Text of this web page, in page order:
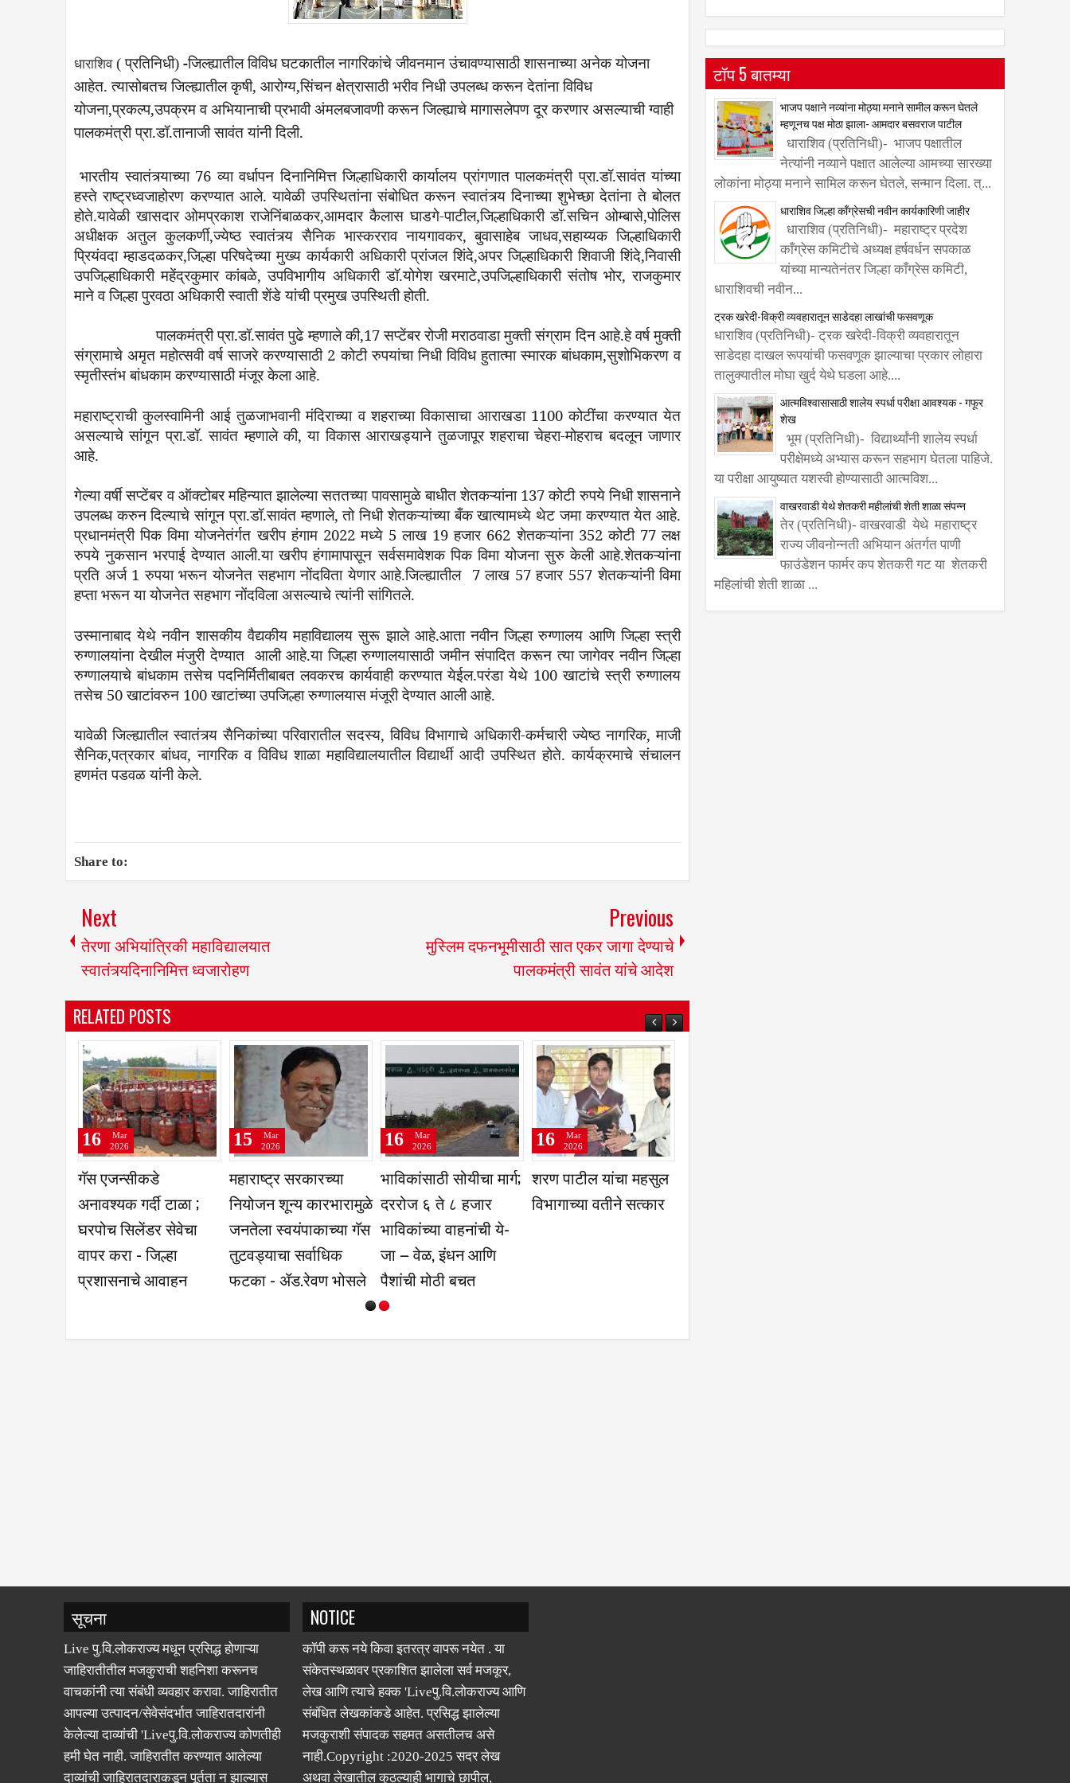
धाराशिव(प्रतिनिधी) -जिल्ह्यातील विविध घटकातील नागरिकांचे जीवनमान उंचावण्यासाठी शासनाच्या अनेक योजना
आहेत.त्यासोबतच जिल्ह्यातील कृषी, आरोग्य,सिंचन क्षेत्रासाठी भरीव निधी उपलब्ध करून देतांना विविध
योजना,प्रकल्प,उपक्रम व अभियानाची प्रभावी अंमलबजावणी करून जिल्ह्याचे मागासलेपण दूर करणार असल्याची ग्वाही
पालकमंत्री प्रा.डॉ.तानाजी सावंत यांनी दिली.
भारतीय स्वातंत्र्याच्या76व्या वर्धापन दिनानिमित्त जिल्हाधिकारी कार्यालय प्रांगणात पालकमंत्री प्रा.डॉ.सावंत यांच्या
हस्ते राष्ट्रध्वजाहोरण करण्यात आले.यावेळी उपस्थितांना संबोधित करून स्वातंत्र्य दिनाच्या शुभेच्छा देतांना ते बोलत
होते.यावेळी खासदार ओमप्रकाश राजेनिंबाळकर,आमदार कैलास घाडगे-पाटील,जिल्हाधिकारी डॉ.सचिन ओम्बासे,पोलिस
अधीक्षक अतुल कुलकर्णी,ज्येष्ठ स्वातंत्र्य सैनिक भास्करराव नायगावकर,बुवासाहेब जाधव,सहाय्यक जिल्हाधिकारी
प्रियंवदा म्हाडदळकर,जिल्हा परिषदेच्या मुख्य कार्यकारी अधिकारी प्रांजल शिंदे,अपर जिल्हाधिकारी शिवाजी शिंदे,निवासी
उपजिल्हाधिकारी महेंद्रकुमार कांबळे,उपविभागीय अधिकारी डॉ.योगेश खरमाटे,उपजिल्हाधिकारी संतोष भोर,राजकुमार
माने व जिल्हा पुरवठा अधिकारी स्वाती शेंडे यांची प्रमुख उपस्थिती होती.
पालकमंत्री प्रा.डॉ.सावंत पुढे म्हणाले की,17सप्टेंबर रोजी मराठवाडा मुक्ती संग्राम दिन आहे.हे वर्ष मुक्ती
संग्रामाचे अमृत महोत्सवी वर्ष साजरे करण्यासाठी2कोटी रुपयांचा निधी विविध हुतात्मा स्मारक बांधकाम,सुशोभिकरण व
स्मृतीस्तंभ बांधकाम करण्यासाठी मंजूर केला आहे.
महाराष्ट्राची कुलस्वामिनी आई तुळजाभवानी मंदिराच्या व शहराच्या विकासाचा आराखडा1100कोटींचा करण्यात येत
असल्याचे सांगून प्रा.डॉ.सावंत म्हणाले की,या विकास आराखड्याने तुळजापूर शहराचा चेहरा-मोहराच बदलून जाणार
आहे.
गेल्या वर्षी सप्टेंबर व ऑक्टोबर महिन्यात झालेल्या सततच्या पावसामुळे बाधीत शेतकऱ्यांना137कोटी रुपये निधी शासनाने
उपलब्ध करुन दिल्याचे सांगून प्रा.डॉ.सावंत म्हणाले,तो निधी शेतकऱ्यांच्या बँक खात्यामध्ये थेट जमा करण्यात येत आहे.
प्रधानमंत्री पिक विमा योजनेतंर्गत खरीप हंगाम2022मध्ये5लाख 19हजार662शेतकऱ्यांना352कोटी77लक्ष
रुपये नुकसान भरपाई देण्यात आली.या खरीप हंगामापासून सर्वसमावेशक पिक विमा योजना सुरु केली आहे.शेतकऱ्यांना
प्रति अर्ज1रुपया भरून योजनेत सहभाग नोंदविता येणार आहे.जिल्ह्यातील 7लाख 57हजार557शेतकऱ्यांनी विमा
हप्ता भरून या योजनेत सहभाग नोंदविला असल्याचे त्यांनी सांगितले.
उस्मानाबाद येथे नवीन शासकीय वैद्यकीय महाविद्यालय सुरू झाले आहे.आता नवीन जिल्हा रुग्णालय आणि जिल्हा स्त्री
रुग्णालयांना देखील मंजुरी देण्यात आली आहे.या जिल्हा रुग्णालयासाठी जमीन संपादित करून त्या जागेवर नवीन जिल्हा
रुग्णालयाचे बांधकाम तसेच पदनिर्मितीबाबत लवकरच कार्यवाही करण्यात येईल.परंडा येथे 100खाटांचे स्त्री रुग्णालय
तसेच 50खाटांवरुन 100खाटांच्या उपजिल्हा रुग्णालयास मंजूरी देण्यात आली आहे.
यावेळी जिल्ह्यातील स्वातंत्र्य सैनिकांच्या परिवारातील सदस्य,विविध विभागाचे अधिकारी-कर्मचारी ज्येष्ठ नागरिक,माजी
सैनिक,पत्रकार बांधव,नागरिक व विविध शाळा महाविद्यालयातील विद्यार्थी आदी उपस्थित होते.कार्यक्रमाचे संचालन
हणमंत पडवळ यांनी केले.
Share to:
Next
तेरणा अभियांत्रिकी महाविद्यालयात
स्वातंत्र्यदिनानिमित्त ध्वजारोहण
Previous
मुस्लिम दफनभूमीसाठी सात एकर जागा देण्याचे
पालकमंत्री सावंत यांचे आदेश
RELATED POSTS
इंडिया वादो रियू कराटे डो
फेडेरेशनच्या वतीने कराटे
बेल्ट ग्रेडेशन परीक्षा
उत्साहात
16
Mar
2026
जनतेच्या आशीर्वादामुळे
उत्कृष्ट खासदार पुरस्कार
मिळण्याचा मान – खा.
ओमप्रकाश
राजेनिंबाळकर
16
Mar
2026
गॅस एजन्सीकडे
अनावश्यक गर्दी टाळा ;
घरपोच सिलेंडर सेवेचा
वापर करा - जिल्हा
प्रशासनाचे आवाहन
16
Mar
2026
महाराष्ट्र सरकारच्या
नियोजन शून्य कारभारामुळे
15
Mar
2026
टॉप 5 बातम्या
भाजप पक्षाने नव्यांना मोठ्या मनाने सामील करून घेतले
म्हणूनच पक्ष मोठा झाला- आमदार बसवराज पाटील
धाराशिव (प्रतिनिधी)- भाजप पक्षातील
नेत्यांनी नव्याने पक्षात आलेल्या आमच्या सारख्या
लोकांना मोठ्या मनाने सामिल करून घेतले, सन्मान दिला. त्...
धाराशिव जिल्हा काँग्रेसची नवीन कार्यकारिणी जाहीर
धाराशिव (प्रतिनिधी)- महाराष्ट्र प्रदेश
काँग्रेस कमिटीचे अध्यक्ष हर्षवर्धन सपकाळ
यांच्या मान्यतेनंतर जिल्हा काँग्रेस कमिटी,
धाराशिवची नवीन...
ट्रक खरेदी-विक्री व्यवहारातून साडेदहा लाखांची फसवणूक
धाराशिव (प्रतिनिधी)- ट्रक खरेदी-विक्री व्यवहारातून
साडेदहा दाखल रूपयांची फसवणूक झाल्याचा प्रकार लोहारा
तालुक्यातील मोघा खुर्द येथे घडला आहे....
आत्मविश्वासासाठी शालेय स्पर्धा परीक्षा आवश्यक - गफूर
शेख
भूम (प्रतिनिधी)- विद्यार्थ्यांनी शालेय स्पर्धा
परीक्षेमध्ये अभ्यास करून सहभाग घेतला पाहिजे.
या परीक्षा आयुष्यात यशस्वी होण्यासाठी आत्मविश...
वाखरवाडी येथे शेतकरी महीलांची शेती शाळा संपन्न
तेर (प्रतिनिधी)- वाखरवाडी येथे महाराष्ट्र
राज्य जीवनोन्नती अभियान अंतर्गत पाणी
फाउंडेशन फार्मर कप शेतकरी गट या शेतकरी
महिलांची शेती शाळा ...
सूचना
Live पु.वि.लोकराज्य मधून प्रसिद्ध होणाऱ्या
जाहिरातीतील मजकुराची शहनिशा करूनच
वाचकांनी त्या संबंधी व्यवहार करावा. जाहिरातीत
आपल्या उत्पादन/सेवेसंदर्भात जाहिरातदारांनी
केलेल्या दाव्यांची 'Liveपु.वि.लोकराज्य कोणतीही
हमी घेत नाही. जाहिरातीत करण्यात आलेल्या
दाव्यांची जाहिरातदाराकडून पूर्तता न झाल्यास
NOTICE
कॉपी करू नये किवा इतरत्र वापरू नयेत . या
संकेतस्थळावर प्रकाशित झालेला सर्व मजकूर,
लेख आणि त्याचे हक्क 'Liveपु.वि.लोकराज्य आणि
संबंधित लेखकांकडे आहेत. प्रसिद्ध झालेल्या
मजकुराशी संपादक सहमत असतीलच असे
नाही.Copyright :2020-2025 सदर लेख
अथवा लेखातील कुठल्याही भागाचे छापील,